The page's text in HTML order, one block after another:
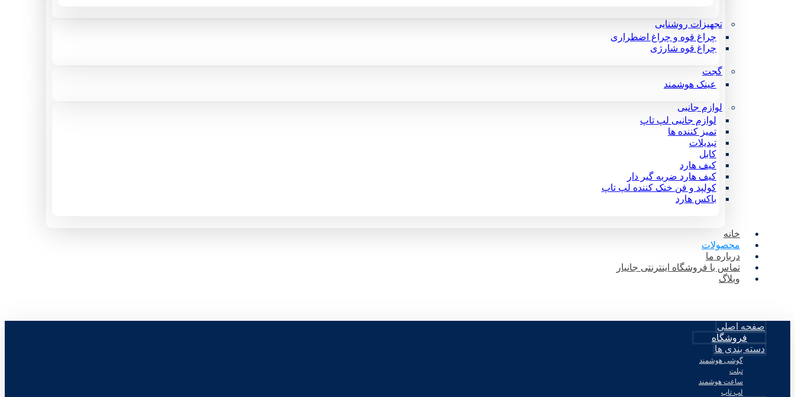
تجهیزات روشنایی
چراغ قوه و چراغ اضطراری
چراغ قوه شارژی
گجت
عینک هوشمند
لوازم جانبی
لوازم جانبی لپ تاپ
تمیز کننده ها
تبدیلات
کابل
کیف هارد
کیف هارد ضربه گیر دار
کولپد و فن خنک کننده لپ تاپ
باکس هارد
خانه
محصولات
درباره ما
تماس با فروشگاه اینترنتی جانیار
وبلاگ
صفحه اصلی
فروشگاه
دسته بندی ها
گوشی هوشمند
تبلت
ساعت هوشمند
لپ تاپ